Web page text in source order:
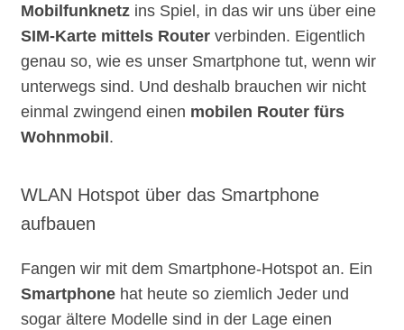
Mobilfunknetz ins Spiel, in das wir uns über eine
SIM-Karte mittels Router verbinden. Eigentlich
genau so, wie es unser Smartphone tut, wenn wir
unterwegs sind. Und deshalb brauchen wir nicht
einmal zwingend einen mobilen Router fürs
Wohnmobil.
WLAN Hotspot über das Smartphone
aufbauen
Fangen wir mit dem Smartphone-Hotspot an. Ein
Smartphone hat heute so ziemlich Jeder und
sogar ältere Modelle sind in der Lage einen